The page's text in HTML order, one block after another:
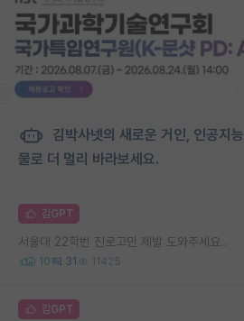
김박사넷의 새로운 거인, 인공지
물로 더 멀리 바라보세요.
김GPT
서울대 22학번 진로고민 제발 도와주세요..
10 31 11425
김GPT